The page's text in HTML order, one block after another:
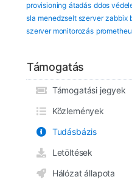
provisioning átadás ddos
sla menedzselt szerver zabbix
szerver monitorozás
Támogatás
Támogatási jegyek
Közlemények
Tudásbázis
Letöltések
Hálózat állapota